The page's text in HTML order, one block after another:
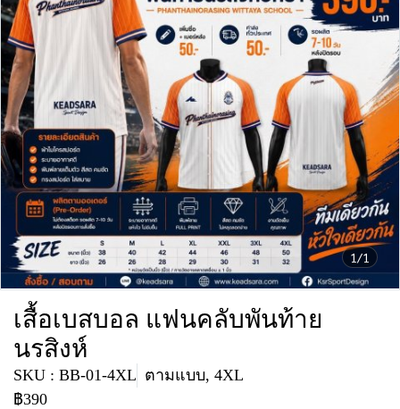
1/1
เสื้อเบสบอล แฟนคลับพันท้าย
นรสิงห์
SKU : BB-01-4XL ตามแบบ, 4XL
฿390